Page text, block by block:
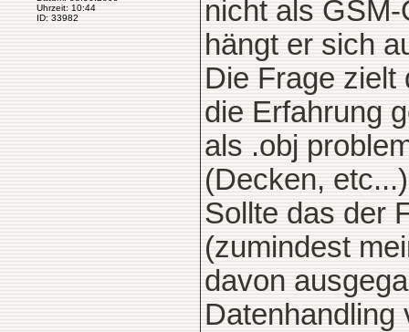
Uhrzeit: 10:44
ID: 33982
nicht als
hängt er sich
Die Frage zielt
die Erfahrung
als .obj
(Decken,
Sollte das der
(zumindest
davon
Datenhandling